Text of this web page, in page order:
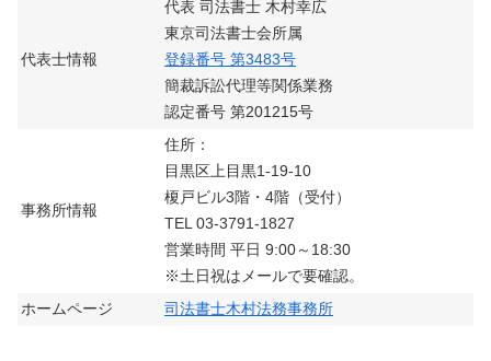
代表士情報
代表 司法書士 木村幸広
東京司法書士会所属
登録番号 第3483号
簡裁訴訟代理等関係業務
認定番号 第201215号
事務所情報
住所：
目黒区上目黒1-19-10
榎戸ビル3階・4階（受付）
TEL 03-3791-1827
営業時間 平日 9:00～18:30
※土日祝はメールで要確認。
ホームページ
司法書士木村法務事務所